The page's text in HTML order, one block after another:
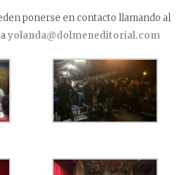
ponerse en contacto llamando al
yolanda@dolmeneditorial.com